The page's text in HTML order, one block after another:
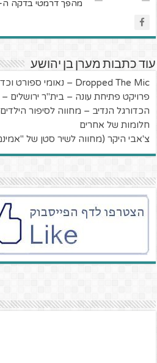
מהפך דרמטי בדקה ה-
עוד כתבות מערן בן יהושע
Dropped The Mic – נאומי ספורט וכדורגל ישראלי
פרויקט פתיחת עונה – בית"ר ירושלים –
הכדורגל הנדיב – מחווה לסיפור
חלומות של אחרים
צ'אבי היקר (מחווה לשיר סטן של